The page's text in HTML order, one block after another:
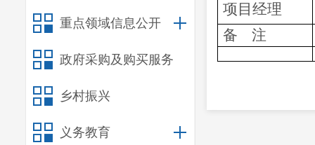
重点领域信息公开
政府采购及购买服务
乡村振兴
义务教育
项目经理
备
注